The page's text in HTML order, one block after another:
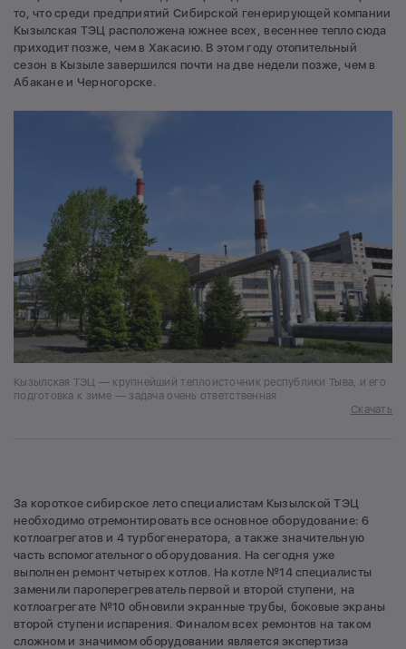
то, что среди предприятий Сибирской генерирующей компании
Кызылская ТЭЦ расположена южнее всех, весеннее тепло сюда
приходит позже, чем в Хакасию. В этом году отопительный
сезон в Кызыле завершился почти на две недели позже, чем в
Абакане и Черногорске.
Кызылская ТЭЦ — крупнейший теплоисточник республики Тыва, и его
подготовка к зиме — задача очень ответственная
Скачать
За короткое сибирское лето специалистам Кызылской ТЭЦ
необходимо отремонтировать все основное оборудование: 6
котлоагрегатов и 4 турбогенератора, а также значительную
часть вспомогательного оборудования. На сегодня уже
выполнен ремонт четырех котлов. На котле №14 специалисты
заменили пароперегреватель первой и второй ступени, на
котлоагрегате №10 обновили экранные трубы, боковые экраны
второй ступени испарения. Финалом всех ремонтов на таком
сложном и значимом оборудовании является экспертиза